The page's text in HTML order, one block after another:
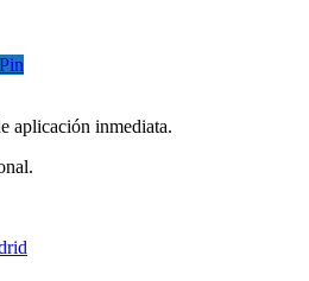
Pin
aplicación inmediata.